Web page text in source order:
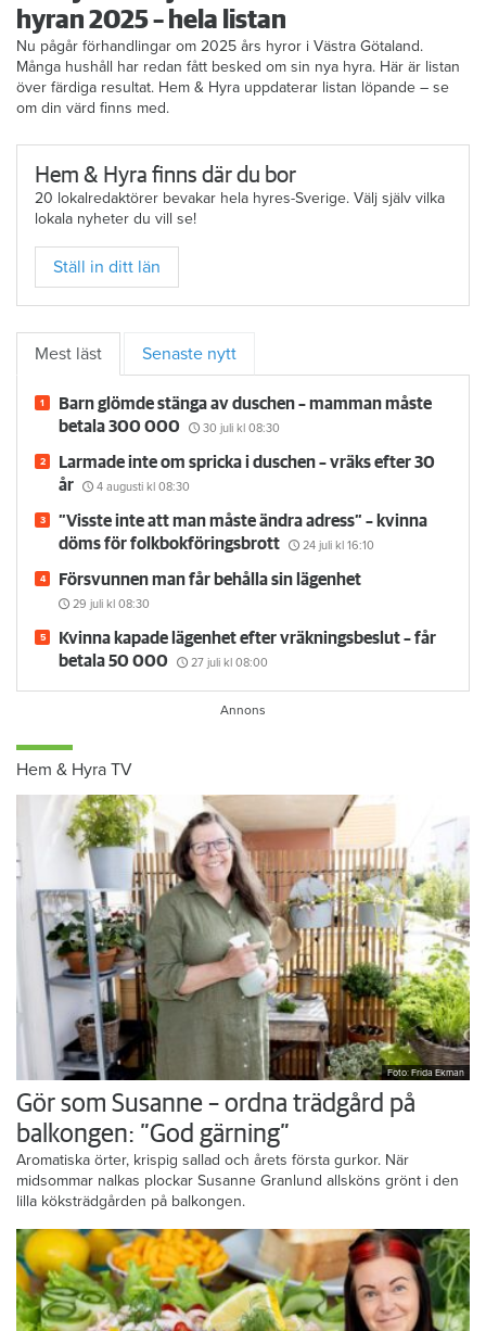
hyran 2025 – hela listan
Nu pågår förhandlingar om 2025 års hyror i Västra Götaland.
Många hushåll har redan fått besked om sin nya hyra. Här är listan
över färdiga resultat. Hem & Hyra uppdaterar listan löpande – se
om din värd finns med.
Hem & Hyra finns där du bor
20 lokalredaktörer bevakar hela hyres-Sverige. Välj själv vilka
lokala nyheter du vill se!
Ställ in ditt län
Mest läst Senaste nytt
Barn glömde stänga av duschen – mamman måste
betala 300 000
30 juli kl 08:30
Larmade inte om spricka i duschen – vräks efter 30
år
4 augusti kl 08:30
”Visste inte att man måste ändra adress” – kvinna
döms för folkbokföringsbrott
24 juli kl 16:10
Försvunnen man får behålla sin lägenhet
29 juli kl 08:30
Kvinna kapade lägenhet efter vräkningsbeslut – får
betala 50 000
27 juli kl 08:00
Hem & Hyra TV
Foto: Frida Ekman
Gör som Susanne – ordna trädgård på
balkongen: ”God gärning”
Aromatiska örter, krispig sallad och årets första gurkor. När
midsommar nalkas plockar Susanne Granlund allsköns grönt i den
lilla köksträdgården på balkongen.